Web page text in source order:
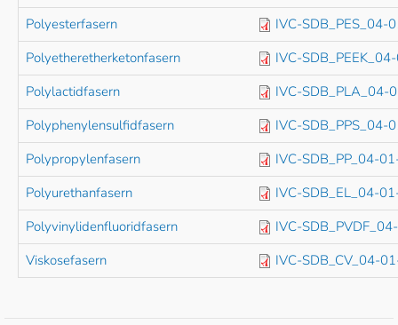
Polyesterfasern
IVC-SDB_PES_04-
Polyetheretherketonfasern
IVC-
Polylactidfasern
IVC-SDB_PLA_04-
Polyphenylensulfidfasern
IVC-SDB_PPS_04-
Polypropylenfasern
IVC-SDB_PP_04-
Polyurethanfasern
IVC-SDB_EL_04-
Polyvinylidenfluoridfasern
IVC-
Viskosefasern
IVC-SDB_CV_04-